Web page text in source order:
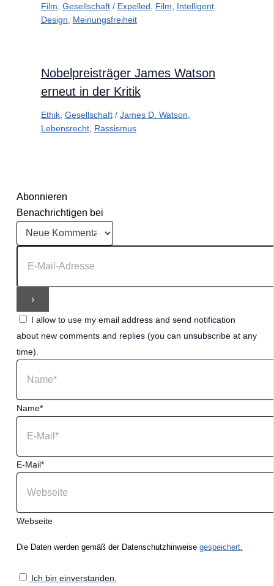
Film Gesellschaft/ Expelled Film
Intelligent
Design
Meinungsfreiheit
Nobelpreisträger James Watson
erneut in der Kritik
Ethik, Gesellschaft/ James D. Watson
Lebensrecht, Rassismus
Abonnieren
Benachrichtigen bei
I allow to use my email address and send notification
about new comments and replies (you can unsubscribe at any
time).
Name*
E-Mail*
Webseite
Die Daten werden gemäß der Datenschutzhinweise gespeichert.
Ich bin einverstanden.